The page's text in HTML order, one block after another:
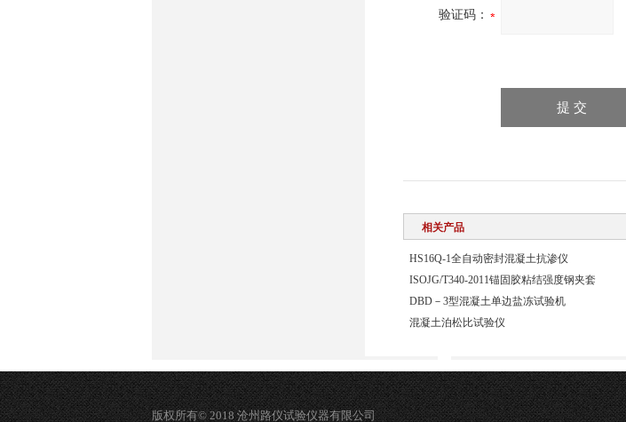
验证码：
相关产品
HS16Q-1全自动密封混凝土抗渗仪
ISOJG/T340-2011锚固胶粘结强度钢夹套
DBD－3型混凝土单边盐冻试验机
混凝土泊松比试验仪
版权所有© 2018 沧州路仪试验仪器有限公司